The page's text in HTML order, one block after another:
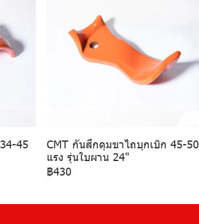
45
CMT กันสึกดุมขาไถบุกเบิก 45-50
แรง รุ่นใบผาน 24"
฿430